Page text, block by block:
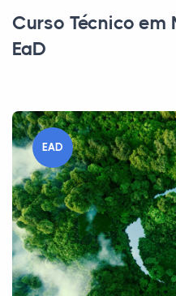
Curso Técnico em
EaD
EAD